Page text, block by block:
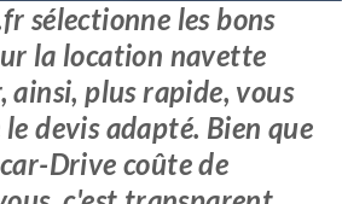
sélectionne les bons
la location navette
ainsi, plus rapide, vous
devis adapté. Bien que
Drive coûte de